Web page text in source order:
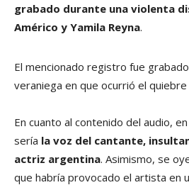
grabado durante una violenta
Américo y Yamila Reyna.
El mencionado registro fue
veraniega en que ocurrió el
En cuanto al contenido del audio,
sería la voz del cantante,
actriz argentina. Asimismo, se
que habría provocado el artista en